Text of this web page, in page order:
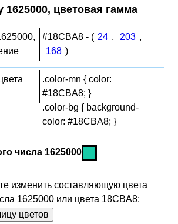
1625000, цветовая гамма
#18CBA8 - ( 24 , 203 ,
168 )
.color-mn { color:
#18CBA8; }
.color-bg { background-
color: #18CBA8; }
числа 1625000
изменить составляющую цвета
1625000 или цвета 18CBA8:
цветов